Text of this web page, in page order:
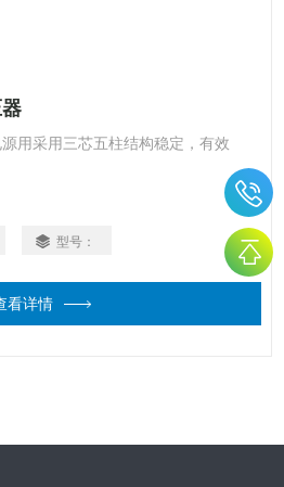
用采用三芯五柱结构稳定，有效
型号：
看详情